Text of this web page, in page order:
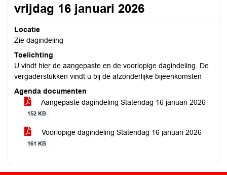
vrijdag 16 januari 2026
Locatie
Zie dagindeling
Toelichting
U vindt hier de aangepaste en de voorlopige dagindeling. De
vergaderstukken vindt u bij de afzonderlijke bijeenkomsten
Agenda documenten
Aangepaste dagindeling Statendag 16 januari 2026
152 KB
Voorlopige dagindeling Statendag 16 januari 2026
161 KB